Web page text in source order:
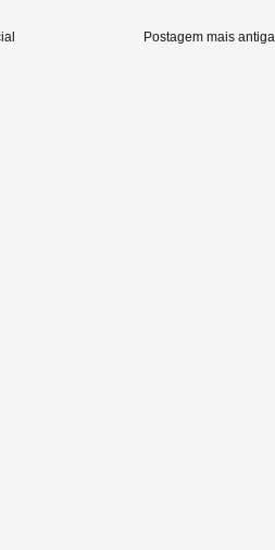
Postagem mais antiga